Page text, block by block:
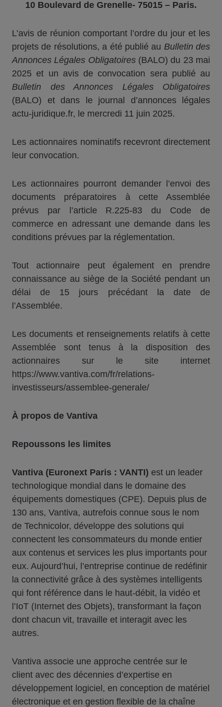
10 Boulevard de Grenelle- 75015 – Paris.
L’avis de réunion comportant l’ordre du jour et les
projets de résolutions, a été publié au Bulletin des
Annonces Légales Obligatoires(BALO) du 23 mai
2025 et un avis de convocation sera publié au
Bulletin des Annonces Légales Obligatoires
(BALO) et dans le journal d’annonces légales
actu-juridique.fr, le mercredi 11 juin 2025.
Les actionnaires nominatifs recevront directement
leur convocation.
Les actionnaires pourront demander l’envoi des
documents préparatoires à cette Assemblée
prévus par l’article R.225-83 du Code de
commerce en adressant une demande dans les
conditions prévues par la réglementation.
Tout actionnaire peut également en prendre
connaissance au siège de la Société pendant un
délai de 15 jours précédant la date de
l’Assemblée.
Les documents et renseignements relatifs à cette
Assemblée sont tenus à la disposition des
actionnaires sur le site internet
https://www.vantiva.com/fr/relations-
investisseurs/assemblee-generale/
À propos de Vantiva
Repoussons les limites
Vantiva (Euronext Paris : VANTI) est un leader
technologique mondial dans le domaine des
équipements domestiques (CPE). Depuis plus de
130 ans, Vantiva, autrefois connue sous le nom
de Technicolor, développe des solutions qui
connectent les consommateurs du monde entier
aux contenus et services les plus importants pour
eux. Aujourd’hui, l’entreprise continue de redéfinir
la connectivité grâce à des systèmes intelligents
qui font référence dans le haut-débit, la vidéo et
l’IoT (Internet des Objets), transformant la façon
dont chacun vit, travaille et interagit avec les
autres.
Vantiva associe une approche centrée sur le
client avec des décennies d’expertise en
développement logiciel, en conception de matériel
électronique et en gestion flexible de la chaîne